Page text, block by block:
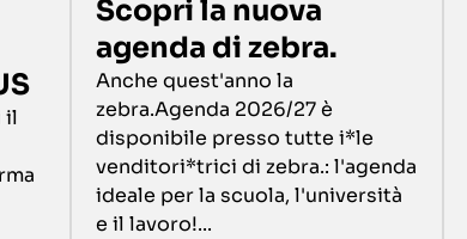
il
Scopri la nuova
agenda di zebra.
Anche quest'anno la
zebra.Agenda 2026/27 è
disponibile presso tutte i*le
venditori*trici di zebra.: l'agenda
ideale per la scuola, l'università
e il lavoro!...